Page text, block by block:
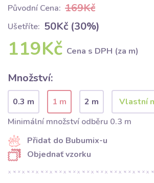
Původní Cena: 169Kč
Ušetříte: 50Kč (30%)
119Kč Cena s DPH (za m)
Množství:
0.3 m 1 m
2 m
Minimální množství odběru 0.3 m
Přidat do Bubumix-u
Objednať vzorku